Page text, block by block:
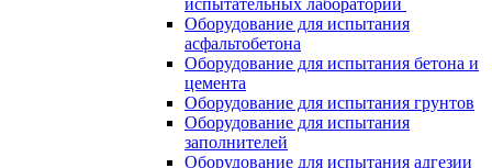
испытательных лабораторий
Оборудование для испытания
асфальтобетона
Оборудование для испытания бетона и
цемента
Оборудование для испытания грунтов
Оборудование для испытания
заполнителей
Оборудование для испытания адгезии